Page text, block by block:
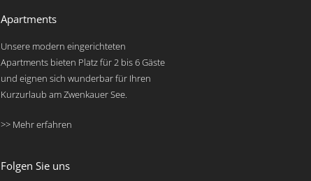
Apartments
Unsere modern eingerichteten
Apartments bieten Platz für 2 bis 6 Gäste
und eignen sich wunderbar für Ihren
Kurzurlaub am Zwenkauer See.
>> Mehr erfahren
Folgen Sie uns